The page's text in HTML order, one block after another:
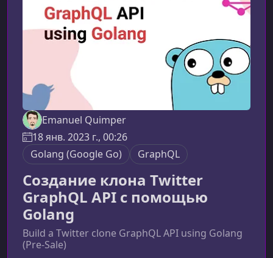
Emanuel Quimper
18 янв. 2023 г., 00:26
Golang (Google Go)
GraphQL
Создание клона Twitter
GraphQL API с помощью
Golang
Build a Twitter clone GraphQL API using Golang
(Pre-Sale)